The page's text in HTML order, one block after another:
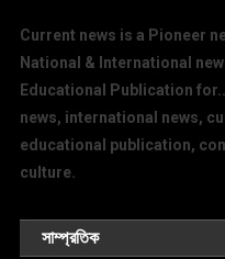
Current news is a Pioneer
National & International
Educational Publication
news, international news,
educational publication,
culture.
সাম্প্রতিক